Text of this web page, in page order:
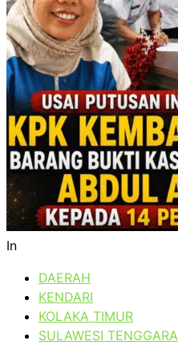
In
DAERAH
KENDARI
KOLAKA TIMUR
SULAWESI TENGGARA